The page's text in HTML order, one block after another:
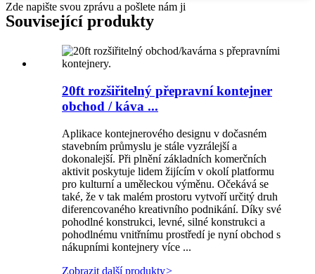
Zde napište svou zprávu a pošlete nám ji
Související produkty
20ft rozšiřitelný přepravní kontejner
obchod / káva ...
Aplikace kontejnerového designu v dočasném
stavebním průmyslu je stále vyzrálejší a
dokonalejší. Při plnění základních komerčních
aktivit poskytuje lidem žijícím v okolí platformu
pro kulturní a uměleckou výměnu. Očekává se
také, že v tak malém prostoru vytvoří určitý druh
diferencovaného kreativního podnikání. Díky své
pohodlné konstrukci, levné, silné konstrukci a
pohodlnému vnitřnímu prostředí je nyní obchod s
nákupními kontejnery více ...
Zobrazit další produkty>